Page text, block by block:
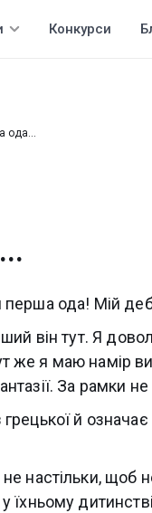
Конкурси
ода...
перша ода! Мій
він тут. Я
же я маю намір
За рамки
й
настільки, щоб